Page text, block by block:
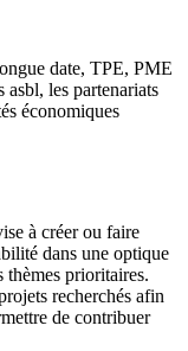
date, TPE, PME
asbl, les partenariats
économiques
à créer ou faire
dans une optique
thèmes prioritaires.
recherchés afin
de contribuer